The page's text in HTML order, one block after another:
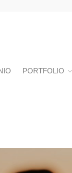
PORTFOLIO